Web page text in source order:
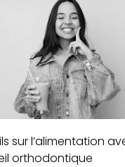
sur l’alimentation
orthodontique